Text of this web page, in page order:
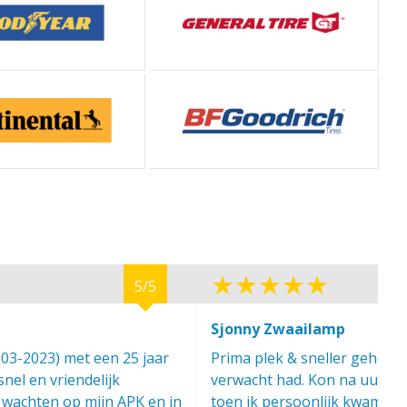
5/5
2023) met een 25 jaar
en vriendelijk
op mijn APK en in
Sjonny Zwaailamp
Prima plek & sneller
verwacht had. Kon na
toen ik persoonlijk kwam